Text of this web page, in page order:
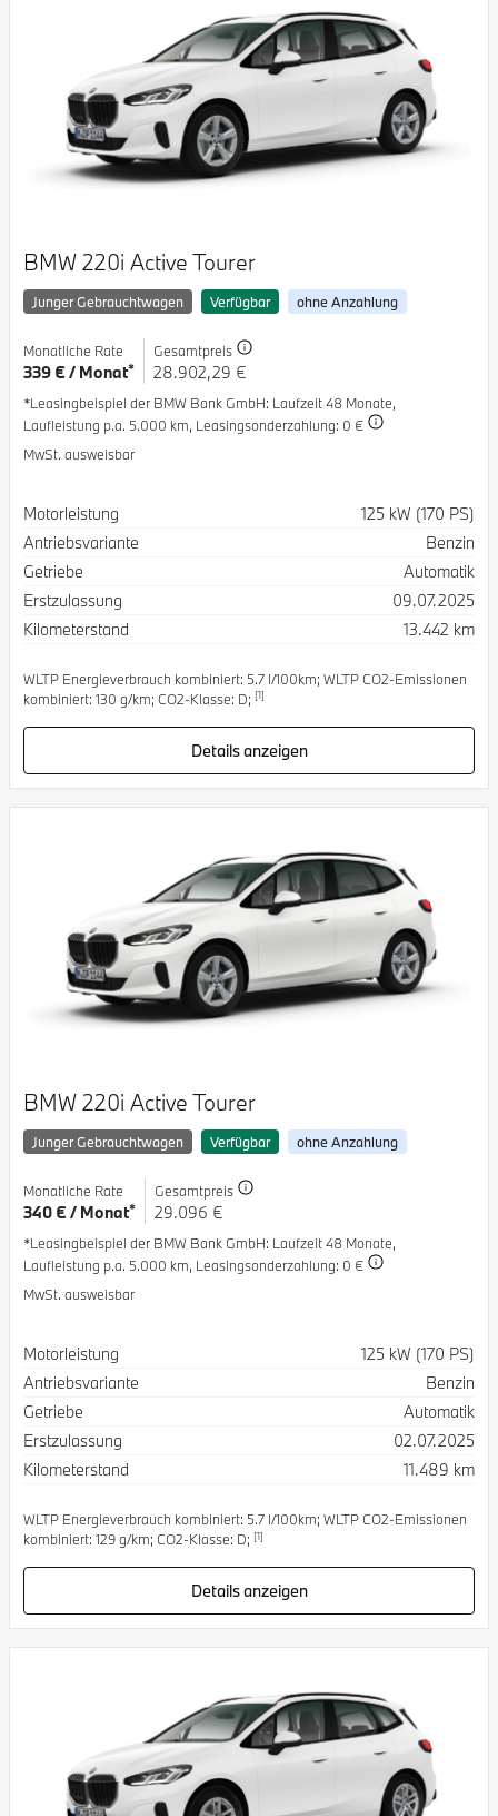
BMW 220i Active Tourer
Junger Gebrauchtwagen Verfügbar ohne Anzahlung
Monatliche Rate
339 € / Monat*
Gesamtpreis
28.902,29 €
*Leasingbeispiel der BMW Bank GmbH: Laufzeit 48 Monate,
Laufleistung p.a. 5.000 km, Leasingsonderzahlung: 0 €
MwSt. ausweisbar
Spezifikation
Motorleistung
125 kW (170 PS)
Antriebsvariante
Benzin
Getriebe
Automatik
Erstzulassung
09.07.2025
Kilometerstand
13.442 km
WLTP Energieverbrauch kombiniert: 5.7 l/100km; WLTP CO2-Emissionen
kombiniert: 130 g/km; CO2-Klasse: D; [1]
Details anzeigen
BMW 220i Active Tourer
Junger Gebrauchtwagen Verfügbar ohne Anzahlung
Monatliche Rate
340 € / Monat*
Gesamtpreis
29.096 €
*Leasingbeispiel der BMW Bank GmbH: Laufzeit 48 Monate,
Laufleistung p.a. 5.000 km, Leasingsonderzahlung: 0 €
MwSt. ausweisbar
Spezifikation
Motorleistung
125 kW (170 PS)
Antriebsvariante
Benzin
Getriebe
Automatik
Erstzulassung
02.07.2025
Kilometerstand
11.489 km
WLTP Energieverbrauch kombiniert: 5.7 l/100km; WLTP CO2-Emissionen
kombiniert: 129 g/km; CO2-Klasse: D; [1]
Details anzeigen